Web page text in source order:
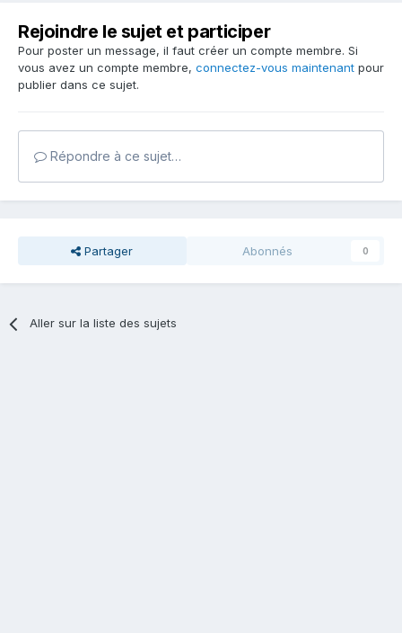
Rejoindre le sujet et participer
Pour poster un message, il faut créer un compte membre. Si
vous avez un compte membre, connectez-vous maintenant pour
publier dans ce sujet.
Répondre à ce sujet…
Partager Abonnés 0
Aller sur la liste des sujets